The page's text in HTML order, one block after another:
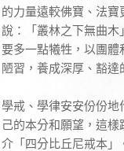
的力量遠較佛寶、法
說：「叢林之下無曲
要多一點犧牲，以團
陋習，養成深厚、豁
學戒、學律安安份份
己的本分和願望，這
介「四分比丘尼戒本」